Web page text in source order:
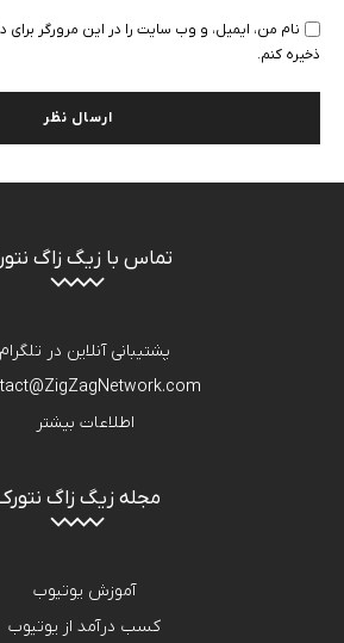
نام من، ایمیل، و وب سایت را در این مرورگر
ذخیره کنم.
تماس با زیگ زاگ
پشتیبانی آنلاین در تلگرام
اطلاعات بیشتر
مجله زیگ زاگ
آموزش یوتیوب
کسب درآمد از یوتیوب